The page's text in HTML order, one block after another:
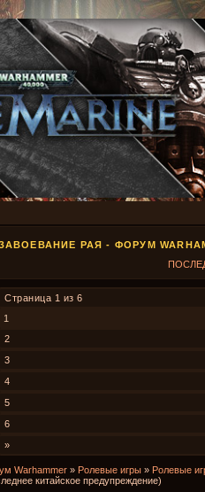
РАЯ - ФОРУМ
Страница 1 из 6
1
2
3
4
5
6
»
Warhammer » Ролевые игры » Ролевые
китайское предупреждение)